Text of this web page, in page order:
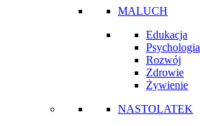
MALUCH
Edukacja
Psychologia
Rozwój
Zdrowie
Żywienie
NASTOLATEK